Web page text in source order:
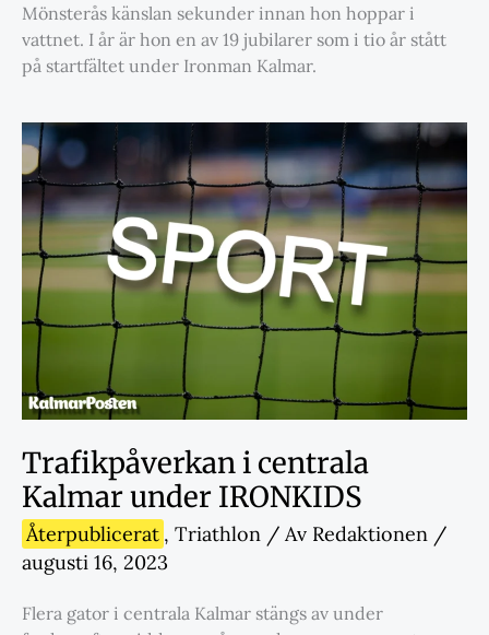
Mönsterås känslan sekunder innan hon hoppar i
vattnet. I år är hon en av 19 jubilarer som i tio år stått
på startfältet under Ironman Kalmar.
Trafikpåverkan i centrala
Kalmar under IRONKIDS
Återpublicerat , Triathlon / Av Redaktionen /
augusti 16, 2023
Flera gator i centrala Kalmar stängs av under